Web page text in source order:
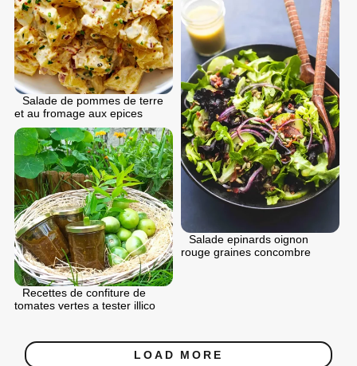
Salade de pommes de terre
et au fromage aux epices
Salade epinards oignon
rouge graines concombre
Recettes de confiture de
tomates vertes a tester illico
LOAD MORE